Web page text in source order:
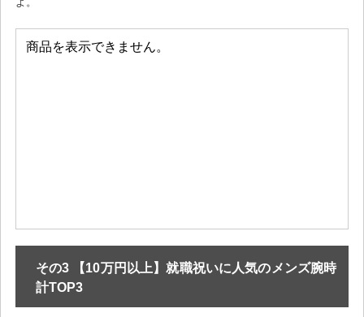
その3 【10万円以上】就職祝いに人気のメンズ腕時
計TOP3